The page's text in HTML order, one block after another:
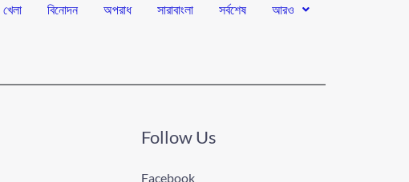
খেলা বিনোদন অপরাধ সারাবাংলা সর্বশেষ আরও
Follow Us
Facebook